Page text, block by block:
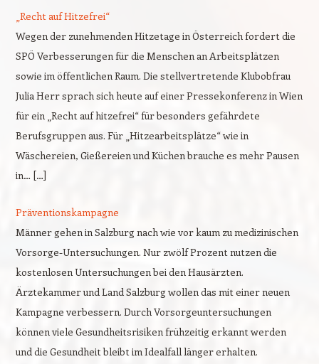
„Recht auf Hitzefrei“
Wegen der zunehmenden Hitzetage in Österreich fordert die
SPÖ Verbesserungen für die Menschen an Arbeitsplätzen
sowie im öffentlichen Raum. Die stellvertretende Klubobfrau
Julia Herr sprach sich heute auf einer Pressekonferenz in Wien
für ein „Recht auf hitzefrei“ für besonders gefährdete
Berufsgruppen aus. Für „Hitzearbeitsplätze“ wie in
Wäschereien, Gießereien und Küchen brauche es mehr Pausen
in… […]
Präventionskampagne
Männer gehen in Salzburg nach wie vor kaum zu medizinischen
Vorsorge-Untersuchungen. Nur zwölf Prozent nutzen die
kostenlosen Untersuchungen bei den Hausärzten.
Ärztekammer und Land Salzburg wollen das mit einer neuen
Kampagne verbessern. Durch Vorsorgeuntersuchungen
können viele Gesundheitsrisiken frühzeitig erkannt werden
und die Gesundheit bleibt im Idealfall länger erhalten.